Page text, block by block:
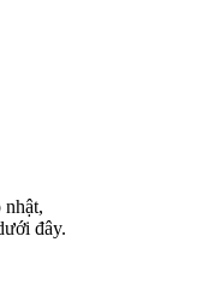
nhật,
đây.